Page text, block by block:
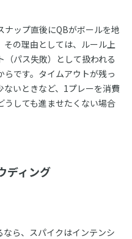
ナップ直後にQBがボールを地
の理由としては、ルール上
パス失敗）として扱われる
です。タイムアウトが残っ
いときなど、1プレーを消費
しても進ませたくない場合
ディング
ら、スパイクはインテンシ